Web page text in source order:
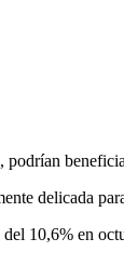
delicada
10,6% en